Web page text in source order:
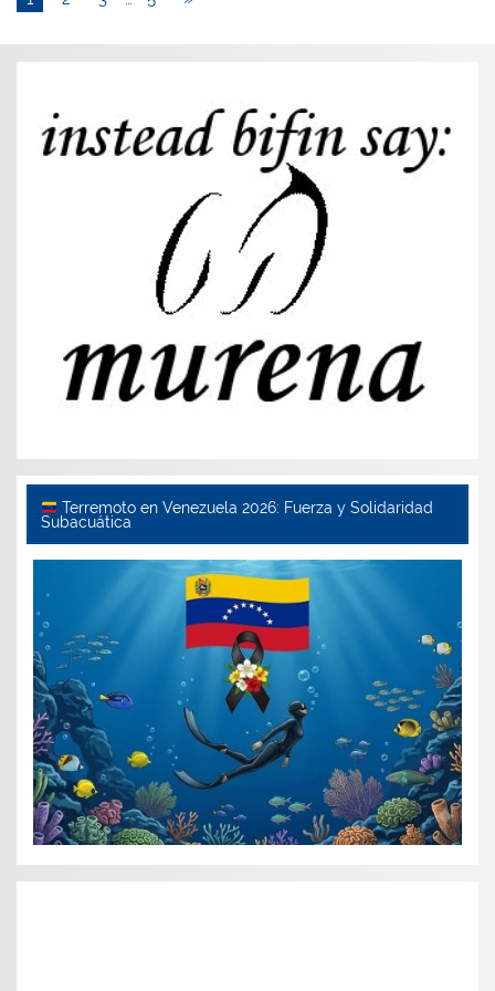
Terremoto en Venezuela 2026: Fuerza y Solidaridad
Subacuática